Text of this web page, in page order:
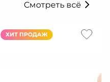
Смотреть всё
ХИТ ПРОДАЖ